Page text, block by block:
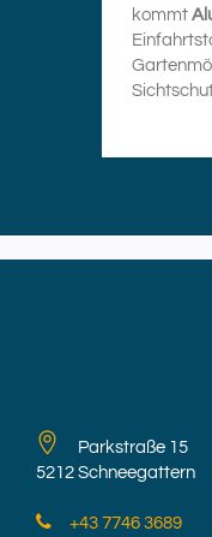
kommt
Parkstraße 15
5212 Schneegattern
+43 7746 3689